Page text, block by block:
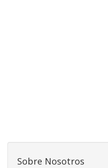
Sobre Nosotros